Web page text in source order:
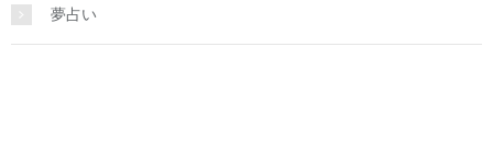
夢占い